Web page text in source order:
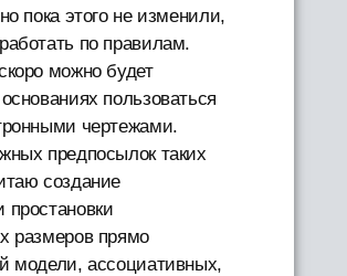
пока этого не изменили,
по правилам.
можно будет
пользоваться
чертежами.
предпосылок таких
создание
простановки
размеров прямо
модели, ассоциативных,